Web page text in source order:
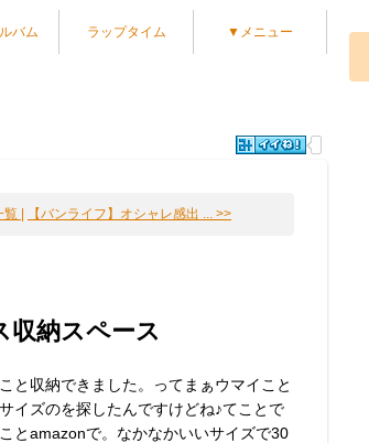
バム ラップタイム ▼メニュー
| 【バンライフ】オシャレ感出 ... >>
収納スペース
と収納できました。ってまぁウマイこと
イズのを探したんですけどね♪てことで
とamazonで。なかなかいいサイズで30